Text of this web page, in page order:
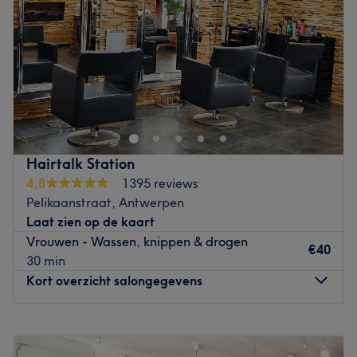
Zaterdag
Gesloten
Zondag
Gesloten
P by Rodrigues de Carvalho in Kalmthout is een cosy en
vintage dameskapsalon aan huis. De van oorsprong
Portugese eigenares Patricia heeft jarenlang in
Zwitserland in diverse kapsalons gewerkt. Zodoende
heeft ze kennisgemaakt met verschillende technieken,
producten en de behoeften van de vrouw. Zo maak je
tijdens het wachten gratis gebruik van de massagestoel
en staat er koffie, thee, frisdrank of cava voor je klaar.
Door haar vriendelijke en persoonlijke aanpak voel je je
snel thuis. Patricia spreekt vloeiend Portugees, Frans en
Engels. Er wordt gewerkt met het merk Goldwell.
Go to venue
Hairtalk Station
4,8
1395 reviews
Pelikaanstraat, Antwerpen
Laat zien op de kaart
Vrouwen - Wassen, knippen & drogen
30 min
€40
Kort overzicht salongegevens
Dinsdag
17:45